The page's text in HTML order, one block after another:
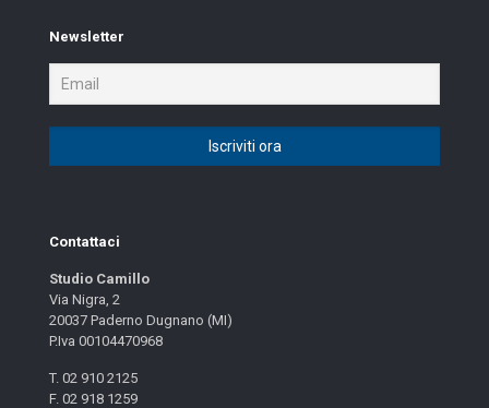
Newsletter
Contattaci
Studio Camillo
Via Nigra, 2
20037 Paderno Dugnano (MI)
P.Iva 00104470968
T. 02 910 2125
F. 02 918 1259